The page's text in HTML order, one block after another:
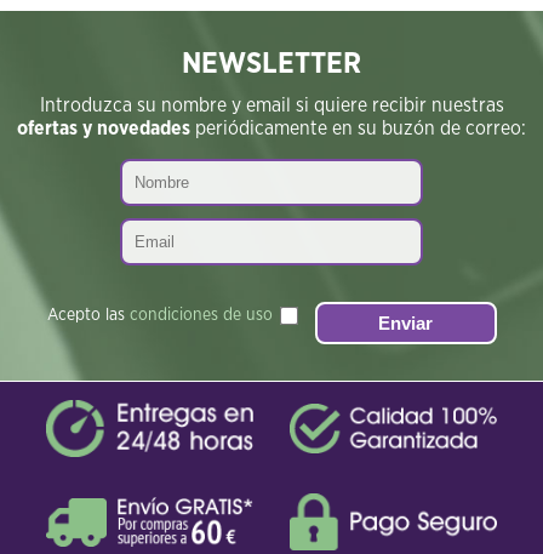
NEWSLETTER
Introduzca su nombre y email si quiere recibir nuestras
ofertas y novedades periódicamente en su buzón de correo:
Acepto las condiciones de uso